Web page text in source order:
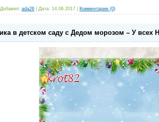
Добавил: ada26 Дата: 14.06.2017 Комментарии (0)
в детском саду с Дедом морозом – У всех